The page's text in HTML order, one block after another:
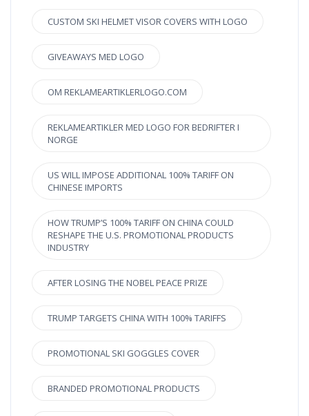
CUSTOM SKI HELMET VISOR COVERS WITH LOGO
GIVEAWAYS MED LOGO
OM REKLAMEARTIKLERLOGO.COM
REKLAMEARTIKLER MED LOGO FOR BEDRIFTER I
NORGE
US WILL IMPOSE ADDITIONAL 100% TARIFF ON
CHINESE IMPORTS
HOW TRUMP’S 100% TARIFF ON CHINA COULD
RESHAPE THE U.S. PROMOTIONAL PRODUCTS
INDUSTRY
AFTER LOSING THE NOBEL PEACE PRIZE
TRUMP TARGETS CHINA WITH 100% TARIFFS
PROMOTIONAL SKI GOGGLES COVER
BRANDED PROMOTIONAL PRODUCTS